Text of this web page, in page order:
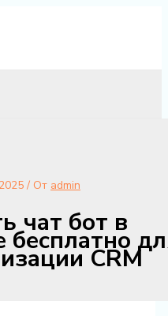
/ От admin
чат бот в
бесплатно
CRM